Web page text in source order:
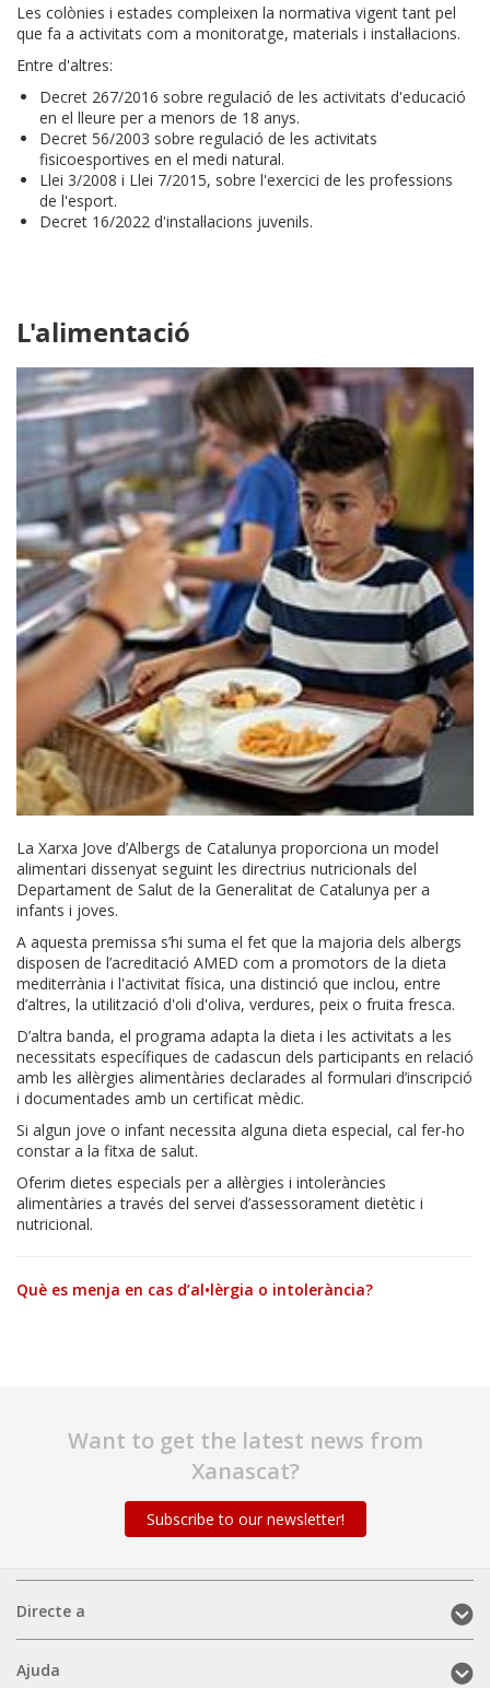
Les colònies i estades compleixen la normativa vigent tant pel
que fa a activitats com a monitoratge, materials i instal·lacions.
Entre d'altres:
Decret 267/2016 sobre regulació de les activitats d'educació
en el lleure per a menors de 18 anys.
Decret 56/2003 sobre regulació de les activitats
fisicoesportives en el medi natural.
Llei 3/2008 i Llei 7/2015, sobre l'exercici de les professions
de l'esport.
Decret 16/2022 d'instal·lacions juvenils.
L'alimentació
La Xarxa Jove d’Albergs de Catalunya proporciona un model
alimentari dissenyat seguint les directrius nutricionals del
Departament de Salut de la Generalitat de Catalunya per a
infants i joves.
A aquesta premissa s’hi suma el fet que la majoria dels albergs
disposen de l’acreditació AMED com a promotors de la dieta
mediterrània i l'activitat física, una distinció que inclou, entre
d’altres, la utilització d'oli d'oliva, verdures, peix o fruita fresca.
D’altra banda, el programa adapta la dieta i les activitats a les
necessitats específiques de cadascun dels participants en relació
amb les al·lèrgies alimentàries declarades al formulari d’inscripció
i documentades amb un certificat mèdic.
Si algun jove o infant necessita alguna dieta especial, cal fer-ho
constar a la fitxa de salut.
Oferim dietes especials per a al·lèrgies i intoleràncies
alimentàries a través del servei d’assessorament dietètic i
nutricional.
Què es menja en cas d’al•lèrgia o intolerància?
Want to get the latest news from
Xanascat?
Subscribe to our newsletter!
Directe
Directe a
Ajuda
Ajuda